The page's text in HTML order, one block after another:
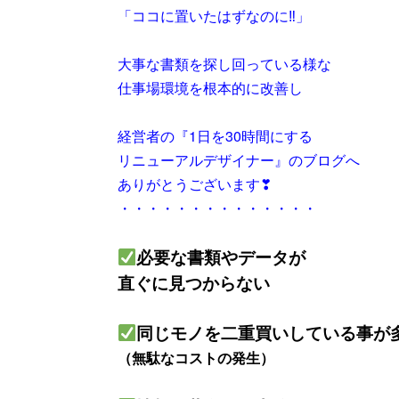
「ココに置いたはずなのに‼」
大事な書類を探し回っている様な
仕事場環境を根本的に改善し
経営者の『1日を30時間にする
リニューアルデザイナー』のブログへ
ありがとうございます❣
・・・・・・・・・・・・・・
必要な書類やデータが
直ぐに見つからない
同じモノを二重買いしている事が
（無駄なコストの発生）